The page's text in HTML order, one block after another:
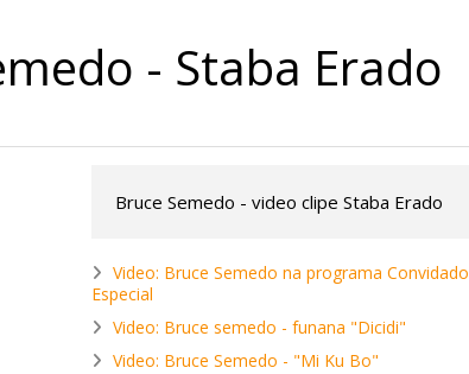
- Staba Erado
Bruce Semedo - video clipe Staba Erado
Video: Bruce Semedo na programa Convidado
Especial
Video: Bruce semedo - funana "Dicidi"
Video: Bruce Semedo - "Mi Ku Bo"